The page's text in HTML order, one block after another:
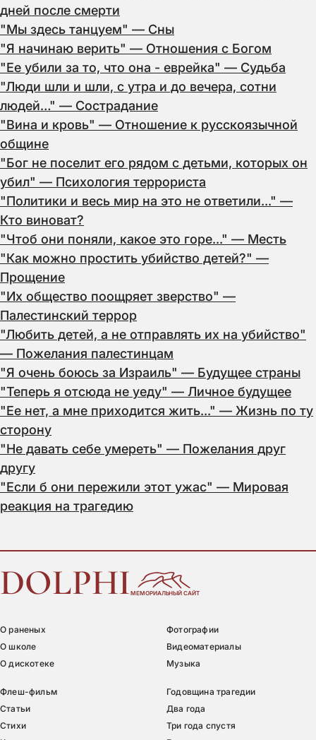
дней после смерти
"Мы здесь танцуем" — Сны
"Я начинаю верить" — Отношения с Богом
"Ее убили за то, что она - еврейка" — Судьба
"Люди шли и шли, с утра и до вечера, сотни
людей…" — Сострадание
"Вина и кровь" — Отношение к русскоязычной
общине
"Бог не поселит его рядом с детьми, которых он
убил" — Психология террориста
"Политики и весь мир на это не ответили..." —
Кто виноват?
"Чтоб они поняли, какое это горе..." — Месть
"Как можно простить убийство детей?" —
Прощение
"Их общество поощряет зверство" —
Палестинский террор
"Любить детей, а не отправлять их на убийство"
— Пожелания палестинцам
"Я очень боюсь за Израиль" — Будущее страны
"Теперь я отсюда не уеду" — Личное будущее
"Ее нет, а мне приходится жить..." — Жизнь по ту
сторону
"Не давать себе умереть" — Пожелания друг
другу
"Если б они пережили этот ужас" — Мировая
реакция на трагедию
DOLPHIМЕМОРИАЛЬНЫЙ САЙТ
О раненых
О школе
О дискотеке
Фотографии
Видеоматериалы
Музыка
Флеш-фильм
Статьи
Стихи
Годовщина трагедии
Два года
Три года спустя